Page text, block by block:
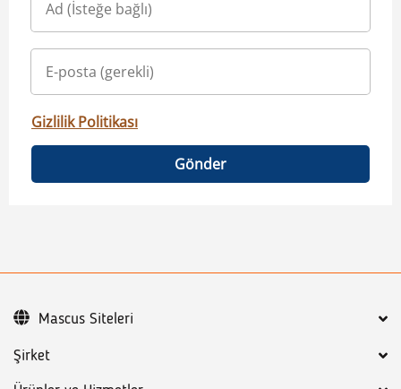
Gizlilik Politikası
Gönder
Şirket
Mascus Siteleri